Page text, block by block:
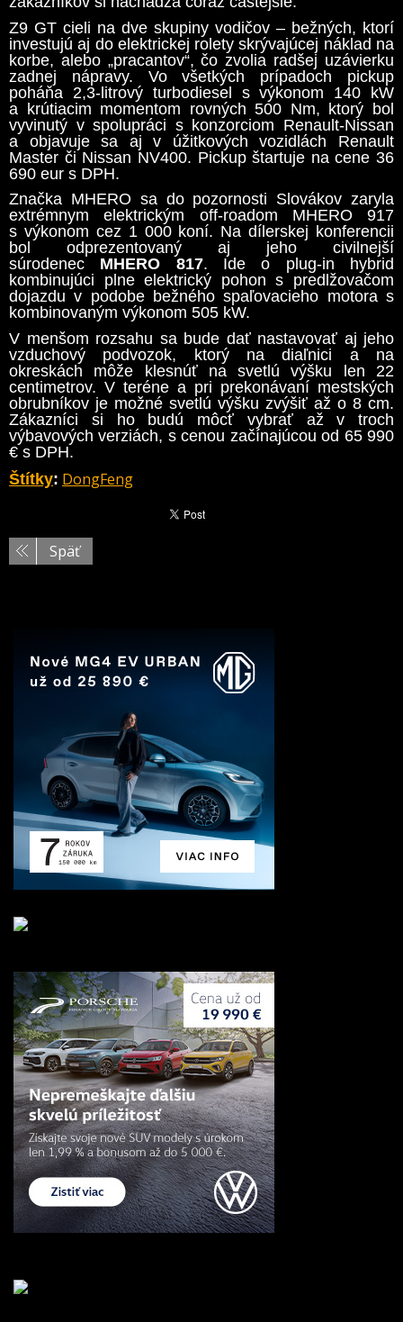
Z9 GT cieli na dve skupiny vodičov – bežných, ktorí
investujú aj do elektrickej rolety skrývajúcej náklad na
korbe, alebo „pracantov“, čo zvolia radšej uzávierku
zadnej nápravy. Vo všetkých prípadoch pickup
poháňa 2,3-litrový turbodiesel s výkonom 140 kW
a krútiacim momentom rovných 500 Nm, ktorý bol
vyvinutý v spolupráci s konzorciom Renault-Nissan
a objavuje sa aj v úžitkových vozidlách Renault
Master či Nissan NV400. Pickup štartuje na cene 36
690 eur s DPH.
Značka MHERO sa do pozornosti Slovákov zaryla
extrémnym elektrickým off-roadom MHERO 917
s výkonom cez 1 000 koní. Na dílerskej konferencii
bol odprezentovaný aj jeho civilnejší
súrodenec MHERO 817. Ide o plug-in hybrid
kombinujúci plne elektrický pohon s predlžovačom
dojazdu v podobe bežného spaľovacieho motora s
kombinovaným výkonom 505 kW.
V menšom rozsahu sa bude dať nastavovať aj jeho
vzduchový podvozok, ktorý na diaľnici a na
okreskách môže klesnúť na svetlú výšku len 22
centimetrov. V teréne a pri prekonávaní mestských
obrubníkov je možné svetlú výšku zvýšiť až o 8 cm.
Zákazníci si ho budú môcť vybrať až v troch
výbavových verziách, s cenou začínajúcou od 65 990
€ s DPH.
Štítky: DongFeng
Späť